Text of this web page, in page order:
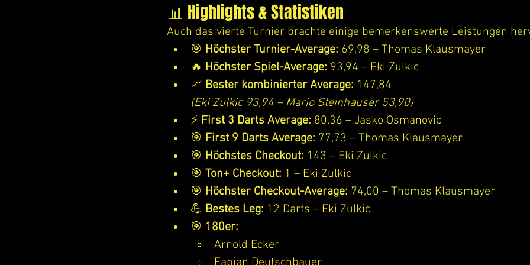
📊 Highlights & Statistiken
Auch das vierte Turnier brachte einige bemerkenswerte Leistungen
🎯 Höchster Turnier-Average: 69,98 – Thomas Klausmayer
🔥 Höchster Spiel-Average: 93,94 – Eki Zulkic
📈 Bester kombinierter Average: 147,84
(Eki Zulkic 93,94 – Mario Steinhauser 53,90)
⚡ First 3 Darts Average: 80,36 – Jasko Osmanovic
🎯 First 9 Darts Average: 77,73 – Thomas Klausmayer
🎯 Höchstes Checkout: 143 – Eki Zulkic
🎯 Ton+ Checkout: 1 – Eki Zulkic
🎯 Höchster Checkout-Average: 74,00 – Thomas Klausmayer
💪 Bestes Leg: 12 Darts – Eki Zulkic
🎯 180er:
Arnold Ecker